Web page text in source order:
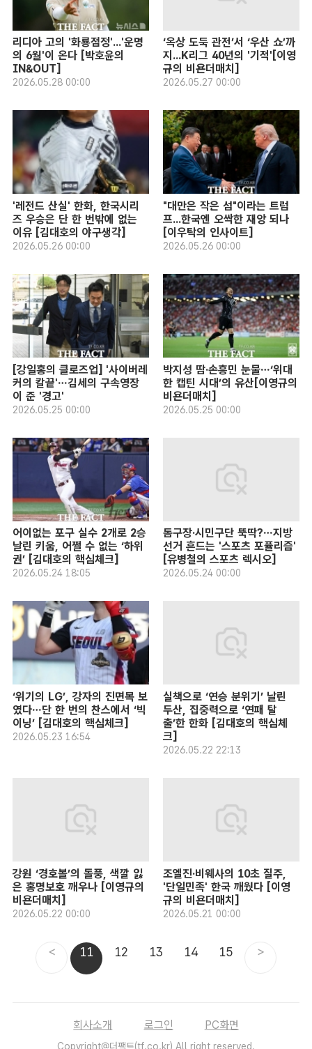
리디아 고의 '화룡점정'...'운명
의 6월'이 온다 [박호윤의
IN&OUT]
2026.05.28 00:00
‘옥상 도둑 관전’서 ‘우산 쇼’까
지...K리그 40년의 '기적'[이영
규의 비욘더매치]
2026.05.27 00:00
'레전드 산실' 한화, 한국시리
즈 우승은 단 한 번밖에 없는
이유 [김대호의 야구생각]
2026.05.26 00:00
"대만은 작은 섬"이라는 트럼
프...한국엔 오싹한 재앙 되나
[이우탁의 인사이트]
2026.05.26 00:00
[강일홍의 클로즈업] '사이버레
커의 칼끝'…김세의 구속영장
이 준 '경고'
2026.05.25 00:00
박지성 땀·손흥민 눈물…‘위대
한 캡틴 시대’의 유산[이영규의
비욘더매치]
2026.05.25 00:00
어이없는 포구 실수 2개로 2승
날린 키움, 어쩔 수 없는 ‘하위
권’ [김대호의 핵심체크]
2026.05.24 18:05
돔구장·시민구단 뚝딱?…지방
선거 흔드는 '스포츠 포퓰리즘'
[유병철의 스포츠 렉시오]
2026.05.24 00:00
‘위기의 LG’, 강자의 진면목 보
였다…단 한 번의 찬스에서 ‘빅
이닝’ [김대호의 핵심체크]
2026.05.23 16:54
실책으로 ‘연승 분위기’ 날린
두산, 집중력으로 ‘연패 탈
출’한 한화 [김대호의 핵심체
크]
2026.05.22 22:13
강원 ‘경호볼’의 돌풍, 색깔 잃
은 홍명보호 깨우나 [이영규의
비욘더매치]
2026.05.22 00:00
조엘진·비웨사의 10초 질주,
'단일민족' 한국 깨웠다 [이영
규의 비욘더매치]
2026.05.21 00:00
< 11 12 13 14 15 >
회사소개 로그인 PC화면
Copyright@더팩트(tf.co.kr) All right reserved.